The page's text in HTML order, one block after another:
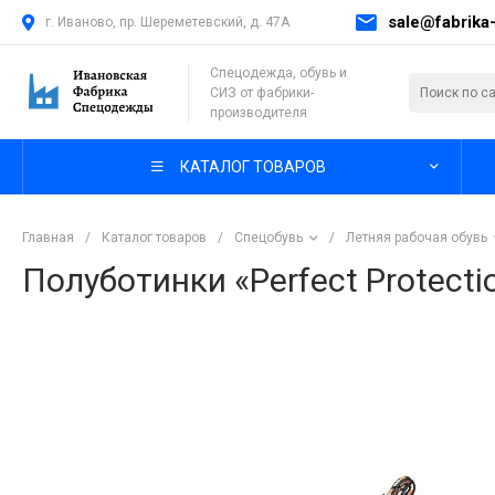
г. Иваново, пр. Шереметевский, д. 47А
Спецодежда, обувь и
СИЗ от фабрики-
производителя
КАТАЛОГ ТОВАРОВ
Главная / Каталог товаров / Спецобувь / Летняя рабочая обувь
Полуботинки «Perfect